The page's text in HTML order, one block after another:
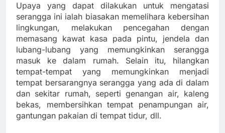
Upaya yang dapat dilakukan untuk mengatasi
serangga ini ialah biasakan memelihara kebersihan
lingkungan, melakukan pencegahan dengan
memasang kawat kasa pada pintu, jendela dan
lubang-lubang yang memungkinkan serangga
masuk ke dalam rumah. Selain itu, hilangkan
tempat-tempat yang memungkinkan menjadi
tempat bersarangnya serangga yang ada di dalam
dan sekitar rumah, seperti genangan air, kaleng
bekas, membersihkan tempat penampungan air,
gantungan pakaian di tempat tidur, dll.